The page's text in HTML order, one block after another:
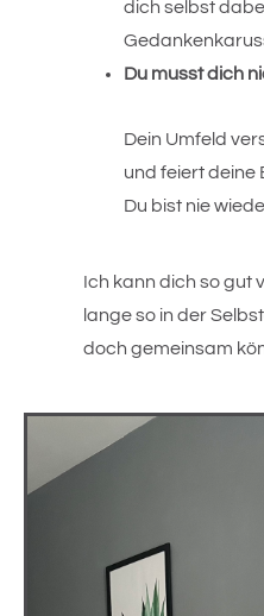
dich selbst
Du musst dich
Dein Umfeld
und feiert deine
Du bist nie
Ich kann dich so gut
lange so in der
doch gemeinsam